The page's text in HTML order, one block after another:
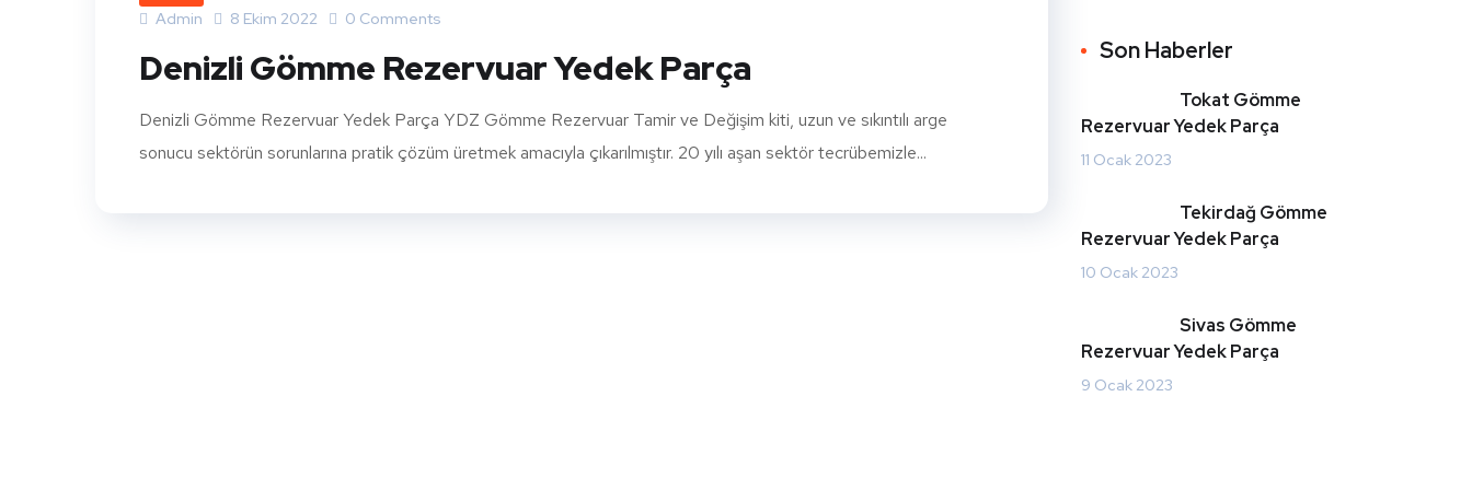
Admin 8 Ekim 2022 0 Comments
Denizli Gömme Rezervuar Yedek Parça
Denizli Gömme Rezervuar Yedek Parça YDZ Gömme Rezervuar Tamir ve Değişim kiti, uzun ve sıkıntılı arge
sonucu sektörün sorunlarına pratik çözüm üretmek amacıyla çıkarılmıştır. 20 yılı aşan sektör tecrübemizle...
Son Haberler
Tokat Gömme
Rezervuar Yedek Parça
11 Ocak 2023
Tekirdağ Gömme
Rezervuar Yedek Parça
10 Ocak 2023
Sivas Gömme
Rezervuar Yedek Parça
9 Ocak 2023